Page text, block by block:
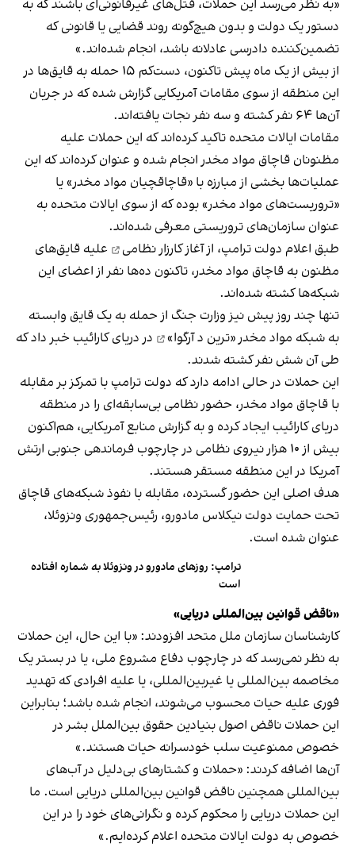
«به نظر می‌رسد این حملات، قتل‌های غیرقانونی‌ای باشند که به
دستور یک دولت و بدون هیچ‌گونه روند قضایی یا قانونی که
تضمین‌کننده‌ دادرسی عادلانه باشد، انجام شده‌اند.»
از بیش از یک ماه پیش تاکنون، دست‌کم ۱۵ حمله به قایق‌ها در
این منطقه از سوی مقامات آمریکایی گزارش شده که در جریان
آن‌ها ۶۴ نفر کشته و سه نفر نجات یافته‌اند.
مقامات ایالات متحده تاکید کرده‌اند که این حملات علیه
مظنونان قاچاق مواد مخدر انجام شده و عنوان کرده‌اند که این
عملیات‌ها بخشی از مبارزه با «قاچاقچیان مواد مخدر» یا
«تروریست‌های مواد مخدر» بوده که از سوی ایالات متحده به
عنوان سازمان‌های تروریستی معرفی شده‌اند.
طبق اعلام دولت ترامپ، ازآغاز کارزار نظامی
علیه قایق‌های
مظنون به قاچاق مواد مخدر، تاکنون ده‌ها نفر از اعضای این
شبکه‌ها کشته شده‌اند.
تنها چند روز پیش نیز وزارت جنگ از حمله به یک قایق وابسته
به شبکه مواد مخدر «ترین د آرگوا»
در دریای کارائیب خبر داد که
طی آن شش نفر کشته شدند.
این حملات در حالی ادامه دارد که دولت ترامپ با تمرکز بر مقابله
با قاچاق مواد مخدر، حضور نظامی بی‌سابقه‌ای را در منطقه
دریای کارائیب ایجاد کرده و به گزارش منابع آمریکایی، هم‌اکنون
بیش از ۱۰ هزار نیروی نظامی در چارچوب فرماندهی جنوبی ارتش
آمریکا در این منطقه مستقر هستند.
هدف اصلی این حضور گسترده، مقابله با نفوذ شبکه‌های قاچاق
تحت حمایت دولت نیکلاس مادورو، رئیس‌جمهوری ونزوئلا،
عنوان شده است.
ترامپ: روزهای مادورو در ونزوئلا به شماره افتاده
است
«ناقض قوانین بین‌المللی دریایی»
کارشناسان سازمان ملل متحد افزودند: «با این حال، این حملات
به نظر نمی‌رسد که در چارچوب دفاع مشروع ملی، یا در بستر یک
مخاصمه بین‌المللی یا غیربین‌المللی، یا علیه افرادی که تهدید
فوری علیه حیات محسوب می‌شوند، انجام شده باشد؛ بنابراین
این حملات ناقض اصول بنیادین حقوق بین‌الملل بشر در
خصوص ممنوعیت سلب خودسرانه‌ حیات هستند.»
آن‌ها اضافه کردند: «حملات و کشتارهای بی‌دلیل در آب‌های
بین‌المللی همچنین ناقض قوانین بین‌المللی دریایی است. ما
این حملات دریایی را محکوم کرده و نگرانی‌های خود را در این
خصوص به دولت ایالات متحده اعلام کرده‌ایم.»